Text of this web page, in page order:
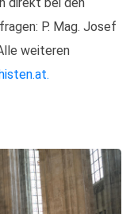
P. Mag. Josef
weiteren